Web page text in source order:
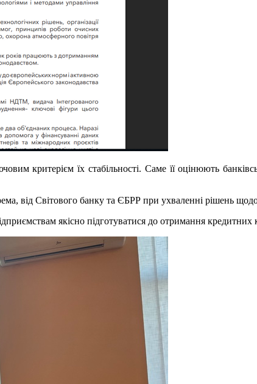
критерієм їх стабільності. Саме її оцінюють
від Світового банку та ЄБРР при ухваленні рішень
якісно підготуватися до отримання кредитних